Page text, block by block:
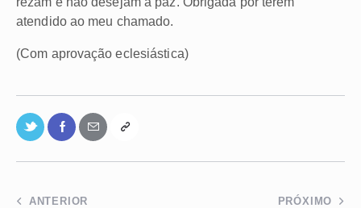
atendido ao meu chamado.
(Com aprovação eclesiástica)
ANTERIOR PRÓXIMO